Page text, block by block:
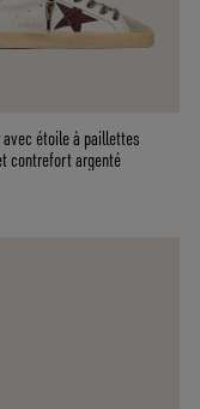
avec étoile à paillettes
contrefort argenté